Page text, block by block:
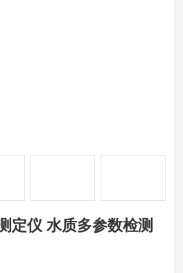
定仪 水质多参数检测